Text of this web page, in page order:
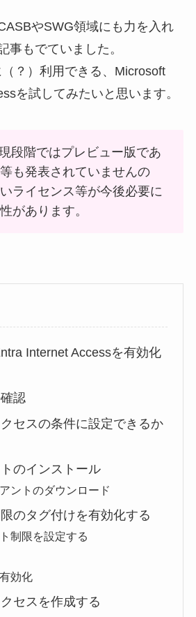
やSWG領域にも力を入れ
事もでていました。
？）利用できる、Microsoft
を試してみたいと思います。
段階ではプレビュー版であ
も発表されていませんの
ライセンス等が今後必要に
があります。
Internet Accessを有効化
認
セスの条件に設定できるか
のインストール
ントのダウンロード
のタグ付けを有効化する
制限を設定する
効化
セスを作成する